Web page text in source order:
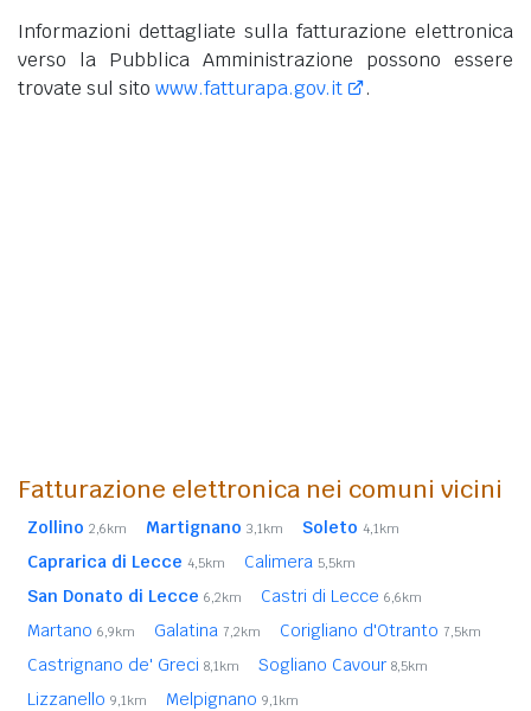
Informazioni dettagliate sulla fatturazione elettronica
verso la Pubblica Amministrazione possono essere
trovate sul sito www.fatturapa.gov.it .
Fatturazione elettronica nei comuni vicini
Zollino 2,6km Martignano 3,1km Soleto 4,1km
Caprarica di Lecce 4,5km Calimera 5,5km
San Donato di Lecce 6,2km Castri di Lecce 6,6km
Martano 6,9km Galatina 7,2km Corigliano d'Otranto 7,5km
Castrignano de' Greci 8,1km Sogliano Cavour 8,5km
Lizzanello 9,1km Melpignano 9,1km